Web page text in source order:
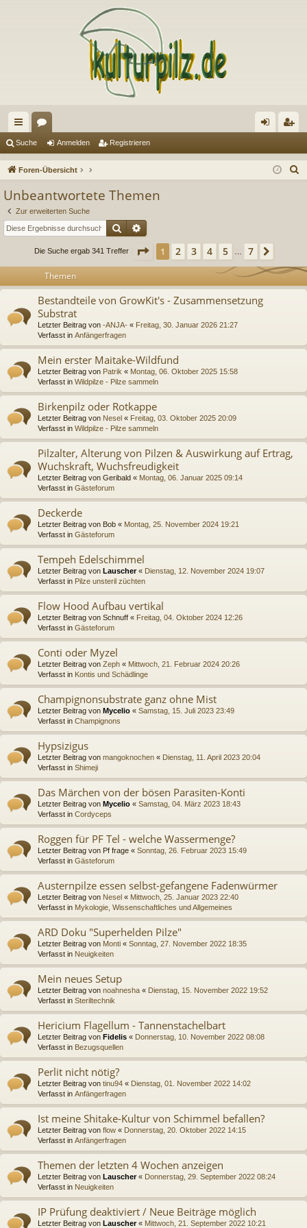
ch
ne
riff
en m ist
Suche Anmelden Registrieren
Foren-Übersicht
Unbeantwortete Themen
Zur erweiterten Suche
Suche
Die Suche ergab 341 Treffer Seite 1 von 7
1 2 3 4 5 7
Themen
Bestandteile von GrowKit's - Zusammensetzung
Substrat
Letzter Beitrag von -ANJA- « Freitag, 30. Januar 2026 21:27
Verfasst in Anfängerfragen
Mein erster Maitake-Wildfund
Letzter Beitrag von Patrik « Montag, 06. Oktober 2025 15:58
Verfasst in Wildpilze - Pilze sammeln
Birkenpilz oder Rotkappe
Letzter Beitrag von Nesel « Freitag, 03. Oktober 2025 20:09
Verfasst in Wildpilze - Pilze sammeln
Pilzalter, Alterung von Pilzen & Auswirkung auf Ertrag,
Wuchskraft, Wuchsfreudigkeit
Letzter Beitrag von Geribald « Montag, 06. Januar 2025 09:14
Verfasst in Gästeforum
Deckerde
Letzter Beitrag von Bob « Montag, 25. November 2024 19:21
Verfasst in Gästeforum
Tempeh Edelschimmel
Letzter Beitrag von Lauscher« Dienstag, 12. November 2024 19:07
Verfasst in Pilze unsteril züchten
Flow Hood Aufbau vertikal
Letzter Beitrag von Schnuff « Freitag, 04. Oktober 2024 12:26
Verfasst in Gästeforum
Conti oder Myzel
Letzter Beitrag von Zeph « Mittwoch, 21. Februar 2024 20:26
Verfasst in Kontis und Schädlinge
Champignonsubstrate ganz ohne Mist
Letzter Beitrag von Mycelio « Samstag, 15. Juli 2023 23:49
Verfasst in Champignons
Hypsizigus
Letzter Beitrag von mangoknochen « Dienstag, 11. April 2023 20:04
Verfasst in Shimeji
Das Märchen von der bösen Parasiten-Konti
Letzter Beitrag von Mycelio « Samstag, 04. März 2023 18:43
Verfasst in Cordyceps
Roggen für PF Tel - welche Wassermenge?
Letzter Beitrag von Pf frage « Sonntag, 26. Februar 2023 15:49
Verfasst in Gästeforum
Austernpilze essen selbst-gefangene Fadenwürmer
Letzter Beitrag von Nesel « Mittwoch, 25. Januar 2023 22:40
Verfasst in Mykologie, Wissenschaftliches und Allgemeines
ARD Doku "Superhelden Pilze"
Letzter Beitrag von Monti « Sonntag, 27. November 2022 18:35
Verfasst in Neuigkeiten
Mein neues Setup
Letzter Beitrag von noahnesha « Dienstag, 15. November 2022 19:52
Verfasst in Steriltechnik
Hericium Flagellum - Tannenstachelbart
Letzter Beitrag von Fidelis « Donnerstag, 10. November 2022 08:08
Verfasst in Bezugsquellen
Perlit nicht nötig?
Letzter Beitrag von tinu94 « Dienstag, 01. November 2022 14:02
Verfasst in Anfängerfragen
Ist meine Shitake-Kultur von Schimmel befallen?
Letzter Beitrag von flow « Donnerstag, 20. Oktober 2022 14:15
Verfasst in Anfängerfragen
Themen der letzten 4 Wochen anzeigen
Letzter Beitrag von Lauscher« Donnerstag, 29. September 2022 08:24
Verfasst in Neuigkeiten
IP Prüfung deaktiviert / Neue Beiträge möglich
Letzter Beitrag von Lauscher« Mittwoch, 21. September 2022 10:21